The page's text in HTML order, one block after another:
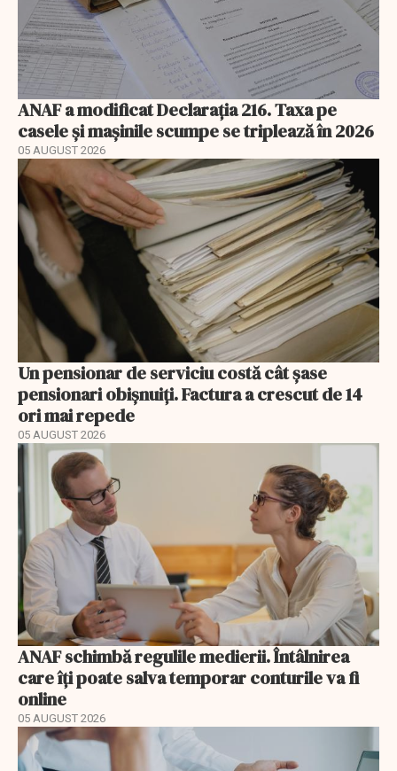
ANAF a modificat Declarația 216. Taxa pe
casele și mașinile scumpe se triplează în 2026
05 AUGUST 2026
Un pensionar de serviciu costă cât șase
pensionari obișnuiți. Factura a crescut de 14
ori mai repede
05 AUGUST 2026
ANAF schimbă regulile medierii. Întâlnirea
care îți poate salva temporar conturile va fi
online
05 AUGUST 2026